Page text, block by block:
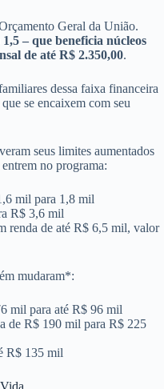
Geral da União.
– que beneficia núcleos
de até R$ 2.350,00.
dessa faixa financeira
se encaixem com seu
seus limites aumentados
no programa:
mil para 1,8 mil
R$ 3,6 mil
renda de até R$ 6,5 mil, valor
mudaram*:
mil para até R$ 96 mil
de R$ 190 mil para R$ 225
R$ 135 mil